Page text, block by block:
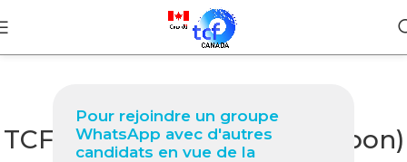
Pour rejoindre un groupe
WhatsApp avec d'autres
candidats en vue de la
BLOG
TCF Canada à Fukuoka (Japon)